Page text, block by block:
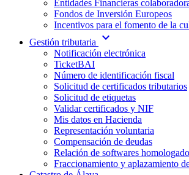
Entidades Financieras
Fondos de Inversión Europeos
Incentivos para el fomento de la
Gestión tributaria
expand_more
Notificación electrónica
TicketBAI
Número de identificación fiscal
Solicitud de certificados tributarios
Solicitud de etiquetas
Validar certificados y NIF
Mis datos en Hacienda
Representación voluntaria
Compensación de deudas
Relación de softwares
Fraccionamiento y aplazamiento